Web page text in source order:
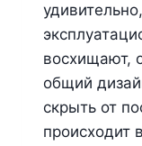
восхищают,
общий
скрыть от
происходит